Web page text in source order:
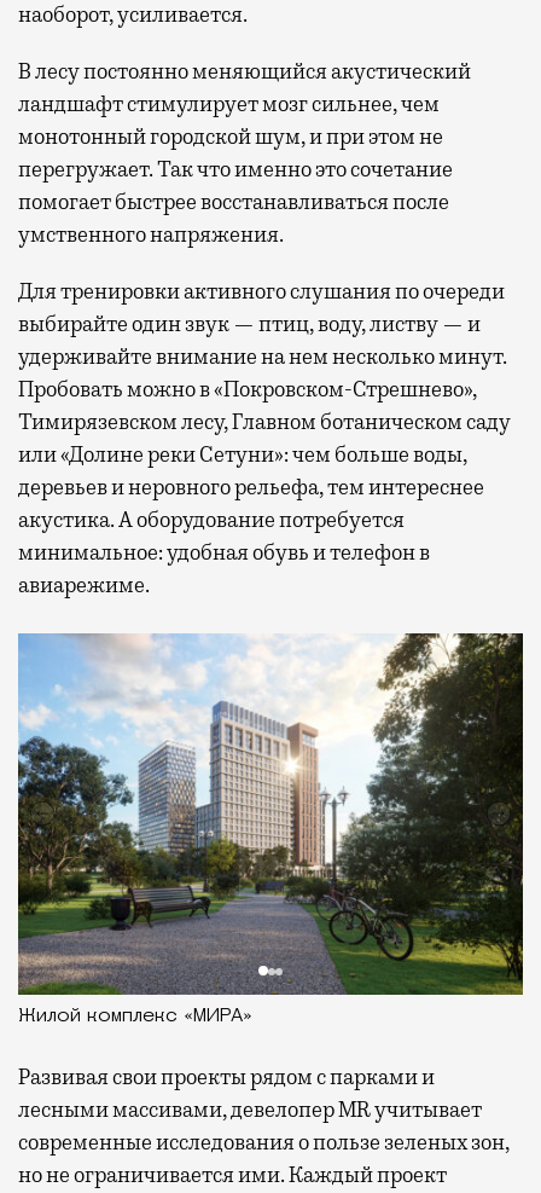
наоборот, усиливается.
В лесу постоянно меняющийся акустический
ландшафт стимулирует мозг сильнее, чем
монотонный городской шум, и при этом не
перегружает. Так что именно это сочетание
помогает быстрее восстанавливаться после
умственного напряжения.
Для тренировки активного слушания по очереди
выбирайте один звук — птиц, воду, листву — и
удерживайте внимание на нем несколько минут.
Пробовать можно в «Покровском-Стрешнево»,
Тимирязевском лесу, Главном ботаническом саду
или «Долине реки Сетуни»: чем больше воды,
деревьев и неровного рельефа, тем интереснее
акустика. А оборудование потребуется
минимальное: удобная обувь и телефон в
авиарежиме.
Жилой комплекс «МИРА»
Развиваясвои проекты рядом с парками и
лесными массивами, девелопер MR учитывает
современные исследования о пользе зеленых зон,
но не ограничивается ими. Каждый проект